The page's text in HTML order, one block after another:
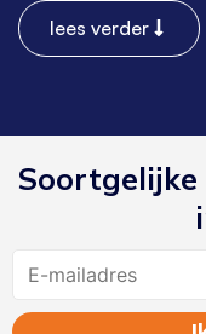
lees verder